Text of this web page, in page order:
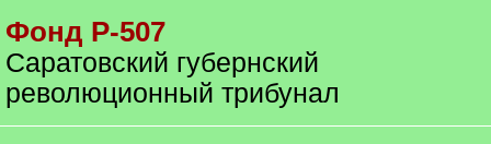
Фонд Р-507
Саратовский губернский
революционный трибунал